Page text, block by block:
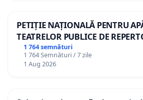
PETIȚIE NAȚIONALĂ PENTRU
TEATRELOR PUBLICE DE
ROMÂNIA
1 764 semnături
1 764 Semnături / 7 zile
1 Aug 2026